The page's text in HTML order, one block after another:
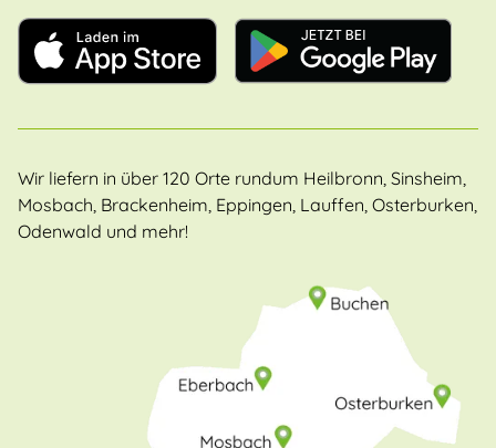
Wir liefern in über 120 Orte rundum Heilbronn, Sinsheim,
Mosbach, Brackenheim, Eppingen, Lauffen, Osterburken,
Odenwald und mehr!